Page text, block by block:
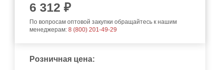
6 312 ₽
По вопросам оптовой закупки обращайтесь к нашим
менеджерам: 8 (800) 201-49-29
Розничная цена: